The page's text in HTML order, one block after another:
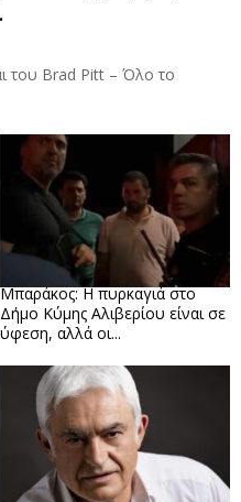
του Brad Pitt – Όλο το
Μπαράκος: Η πυρκαγιά στο
Δήμο Κύμης Αλιβερίου είναι σε
ύφεση, αλλά οι...